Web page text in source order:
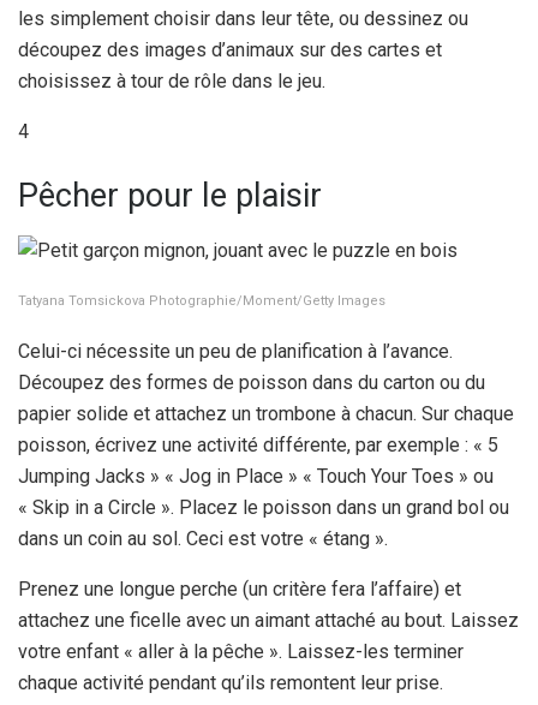
les simplement choisir dans leur tête, ou dessinez ou
découpez des images d’animaux sur des cartes et
choisissez à tour de rôle dans le jeu.
4
Pêcher pour le plaisir
Tatyana Tomsickova Photographie/Moment/Getty Images
Celui-ci nécessite un peu de planification à l’avance.
Découpez des formes de poisson dans du carton ou du
papier solide et attachez un trombone à chacun. Sur chaque
poisson, écrivez une activité différente, par exemple : « 5
Jumping Jacks » « Jog in Place » « Touch Your Toes » ou
« Skip in a Circle ». Placez le poisson dans un grand bol ou
dans un coin au sol. Ceci est votre « étang ».
Prenez une longue perche (un critère fera l’affaire) et
attachez une ficelle avec un aimant attaché au bout. Laissez
votre enfant « aller à la pêche ». Laissez-les terminer
chaque activité pendant qu’ils remontent leur prise.